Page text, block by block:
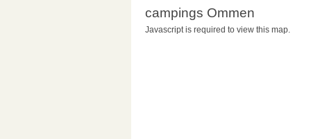
campings Ommen
Javascript is required to view this map.